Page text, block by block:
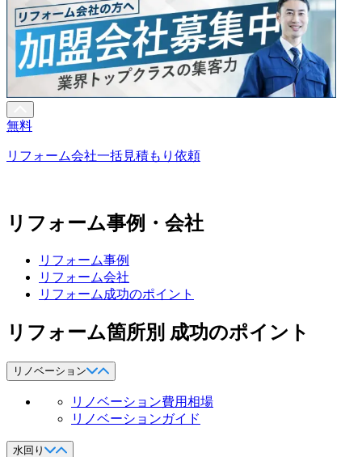
無料
リフォーム会社一括見積もり依頼
リフォーム事例・会社
リフォーム事例
リフォーム会社
リフォーム成功のポイント
リフォーム箇所別 成功のポイント
リノベーション
リノベーション費用相場
リノベーションガイド
水回り